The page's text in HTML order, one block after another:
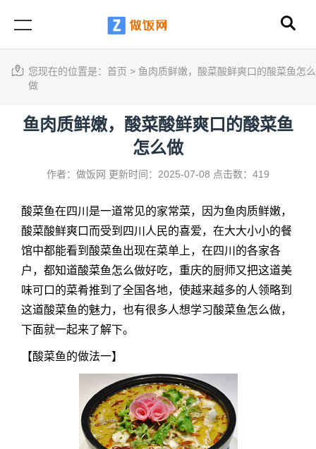
您现在的位置是： 首页 > 鱼肉质鲜嫩，酸菜酸鲜爽口的酸菜鱼怎么
做
鱼肉质鲜嫩，酸菜酸鲜爽口的酸菜鱼
怎么做
作者：做饭网 更新时间：2025-07-08 点击数：419
酸菜鱼在四川是一道常见的家常菜，因为鱼肉质鲜嫩，
酸菜酸鲜爽口而受到四川人民的喜爱，在大大小小的餐
馆中都能看到酸菜鱼出现在菜单上，在四川的各家各
户，都知道酸菜鱼怎么做好吃，重庆的厨师又把这道美
味可口的菜肴推到了全国各地，使越来越多的人领略到
这道酸菜鱼的魅力，也有很多人想学习酸菜鱼怎么做，
下面就一起来了解下。
【酸菜鱼的做法一】